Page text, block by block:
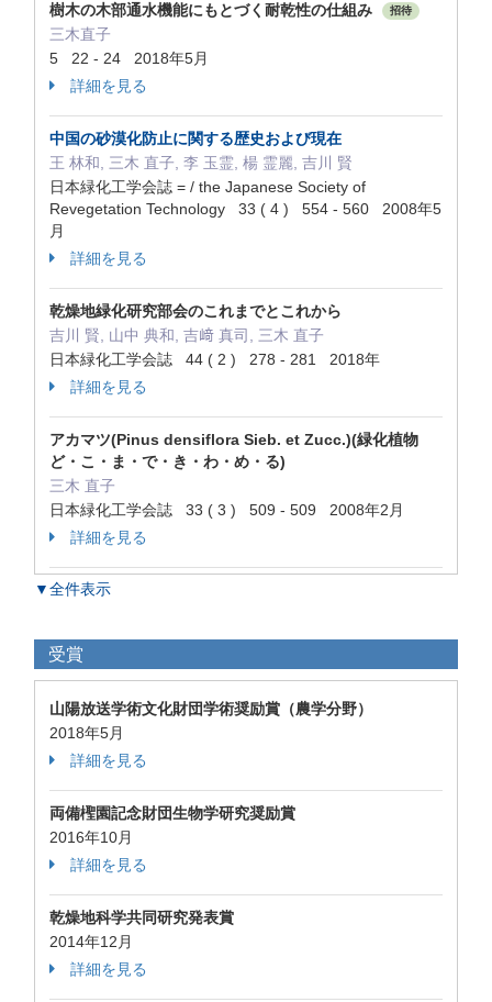
樹木の木部通水機能にもとづく耐乾性の仕組み 招待
三木直子
5 22 - 24 2018年5月
詳細を見る
中国の砂漠化防止に関する歴史および現在
王 林和, 三木 直子, 李 玉霊, 楊 霊麗, 吉川 賢
日本緑化工学会誌 = / the Japanese Society of
Revegetation Technology 33 ( 4 ) 554 - 560 2008年5
月
詳細を見る
乾燥地緑化研究部会のこれまでとこれから
吉川 賢, 山中 典和, 吉﨑 真司, 三木 直子
日本緑化工学会誌 44 ( 2 ) 278 - 281 2018年
詳細を見る
アカマツ(Pinus densiflora Sieb. et Zucc.)(緑化植物
ど・こ・ま・で・き・わ・め・る)
三木 直子
日本緑化工学会誌 33 ( 3 ) 509 - 509 2008年2月
詳細を見る
▼全件表示
受賞
山陽放送学術文化財団学術奨励賞（農学分野）
2018年5月
詳細を見る
両備檉園記念財団生物学研究奨励賞
2016年10月
詳細を見る
乾燥地科学共同研究発表賞
2014年12月
詳細を見る